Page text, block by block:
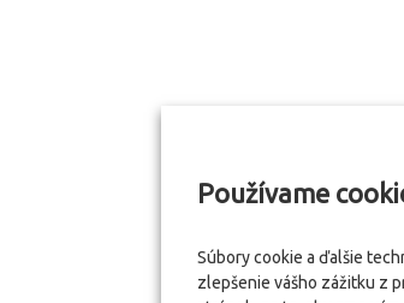
Používame
Súbory cookie a ďalšie
zlepšenie vášho zážitku z